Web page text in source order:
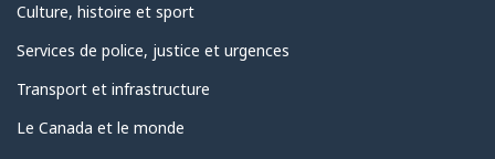
Culture, histoire et sport
Services de police, justice et urgences
Transport et infrastructure
Le Canada et le monde